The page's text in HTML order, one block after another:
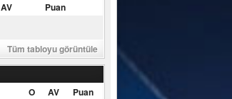
AV Puan
Tüm tabloyu görüntüle
O AV Puan